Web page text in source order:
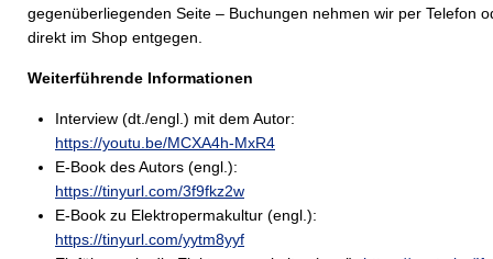
gegenüberliegenden Seite – Buchungen nehmen wir per Telefon
direkt im Shop entgegen.
Weiterführende Informationen
Interview (dt./engl.) mit dem Autor:
https://youtu.be/MCXA4h-MxR4
E-Book des Autors (engl.):
https://tinyurl.com/3f9fkz2w
E-Book zu Elektropermakultur (engl.):
https://tinyurl.com/yytm8yyf